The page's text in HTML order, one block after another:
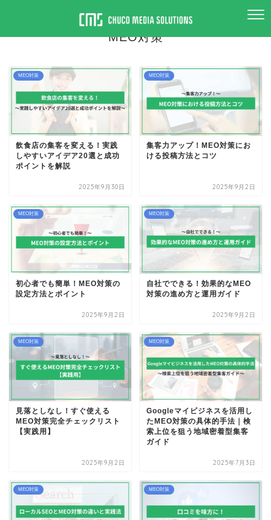
電話でお問い合わせ
― CATEGORY ―
MEO対策
MEO対策
飲食店の集客を変える！実践
しやすいアイデア20選と成功
ポイントを解説
2025年9月30日
MEO対策
集客力アップ！MEO対策にお
ける投稿方法とコツ
2025年9月2日
MEO対策
初心者でも簡単！MEO対策の
設定方法とポイント
2025年9月2日
MEO対策
自社でできる！効果的なMEO
対策の進め方と運用ガイド
2025年9月2日
MEO対策
見落としなし！すぐ使える
MEO対策完全チェックリスト
【実践用】
2025年9月2日
MEO対策
Googleマイビジネスを活用し
たMEO対策の具体的手法｜検
索上位を狙う地域密着型集客
ガイド
2025年7月3日
MEO対策 MEO対策